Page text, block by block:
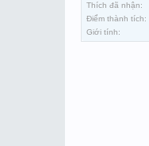
Thích đã nhận:
Điểm thành tích:
Giới tính: